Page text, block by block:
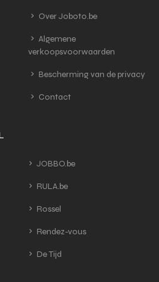
Over Joboto.be
Algemene
verkoopsvoorwaarden
Bescherming van de privacy
Contact
JOBBO.be
RULA.be
Rossel
Rendez-vous
De Tijd